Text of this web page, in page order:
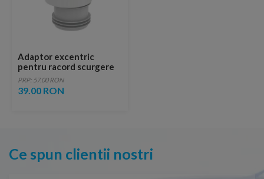
Adaptor excentric
pentru racord scurgere
wc Ideal Standard
13,5x13,5 cm
PRP: 57.00 RON
39.00 RON
Ce spun clientii nostri